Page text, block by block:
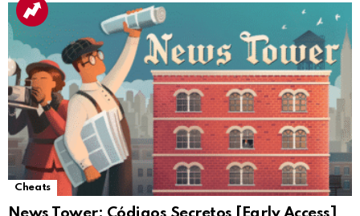
Cheats
News Tower: Códigos Secretos [Early Access]